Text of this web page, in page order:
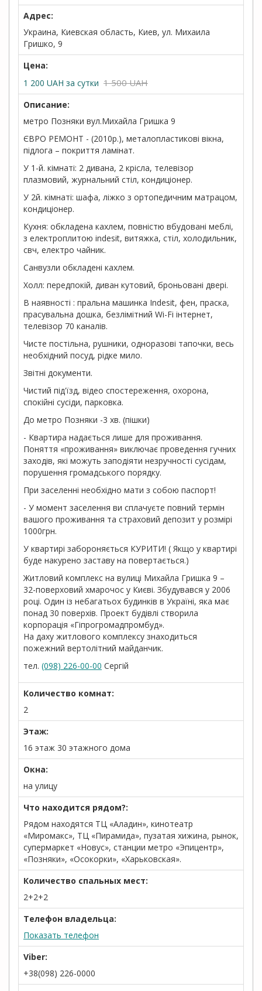
Адрес:
Украина, Киевская область, Киев, ул. Михаила
Гришко, 9
Цена:
1 200 UAH за сутки 1 500 UAH
Описание:
метро Позняки вул.Михайла Гришка 9
ЄВРО РЕМОНТ - (2010р.), металопластикові вікна,
підлога – покриття ламінат.
У 1-й. кімнаті: 2 дивана, 2 крісла, телевізор
плазмовий, журнальний стіл, кондиціонер.
У 2й. кімнаті: шафа, ліжко з ортопедичним матрацом,
кондиціонер.
Кухня: обкладена кахлем, повністю вбудовані меблі,
з електроплитою indesit, витяжка, стіл, холодильник,
свч, електро чайник.
Санвузли обкладені кахлем.
Холл: передпокій, диван кутовий, броньовані двері.
В наявності : пральна машинка Indesit, фен, праска,
прасувальна дошка, безлімітний Wi-Fi інтернет,
телевізор 70 каналів.
Чисте постільна, рушники, одноразові тапочки, весь
необхідний посуд, рідке мило.
Звітні документи.
Чистий під'їзд, відео спостереження, охорона,
спокійні сусіди, парковка.
До метро Позняки -3 хв. (пішки)
- Квартира надається лише для проживання.
Поняття «проживання» виключає проведення гучних
заходів, які можуть заподіяти незручності сусідам,
порушення громадського порядку.
При заселенні необхідно мати з собою паспорт!
- У момент заселення ви сплачуєте повний термін
вашого проживання та страховий депозит у розмірі
1000грн.
У квартирі забороняється КУРИТИ! ( Якщо у квартирі
буде накурено заставу на повертається.)
Житловий комплекс на вулиці Михайла Гришка 9 –
32-поверховий хмарочос у Києві. Збудувався у 2006
році. Один із небагатьох будинків в Україні, яка має
понад 30 поверхів. Проект будівлі створила
корпорація «Гіпрогромадпромбуд».
На даху житлового комплексу знаходиться
пожежний вертолітний майданчик.
тел. (098) 226-00-00 Сергій
Количество комнат:
2
Этаж:
16 этаж 30 этажного дома
Окна:
на улицу
Что находится рядом?:
Рядом находятся ТЦ «Аладин», кинотеатр
«Миромакс», ТЦ «Пирамида», пузатая хижина, рынок,
супермаркет «Новус», станции метро «Эпицентр»,
«Позняки», «Осокорки», «Харьковская».
Количество спальных мест:
2+2+2
Телефон владельца:
Показать телефон
Viber:
+38(098) 226-0000